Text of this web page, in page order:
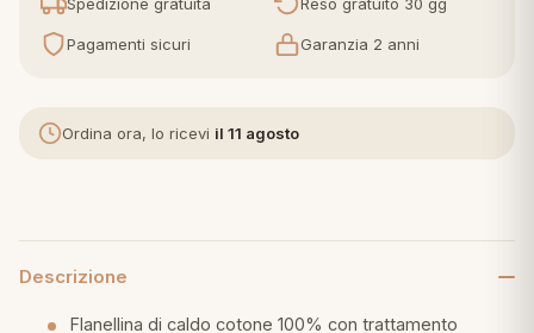
letto
Pagamenti sicuri Garanzia 2 anni
Ordina ora, lo ricevi il 11 agosto
Descrizione
Flanellina di caldo cotone 100% con trattamento